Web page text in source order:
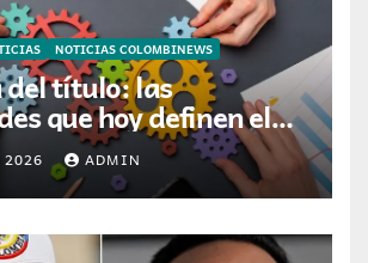
NOTICIAS COLOMBINEWS
título: las
que hoy definen el
en Colombia
2026 ADMIN